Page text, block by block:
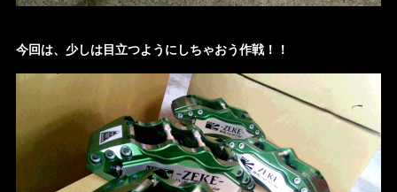
今回は、少しは目立つようにしちゃおう作戦！！